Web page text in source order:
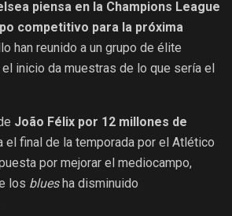
piensa en la Champions League
competitivo para la próxima
han reunido a un grupo de élite
inicio da muestras de lo que sería el
João Félix por 12 millones de
el final de la temporada por el Atlético
por mejorar el mediocampo,
los bluesha disminuido